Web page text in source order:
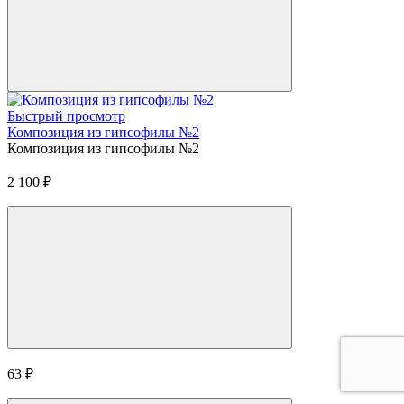
Быстрый просмотр
Композиция из гипсофилы №2
Композиция из гипсофилы №2
2 100 ₽
63 ₽